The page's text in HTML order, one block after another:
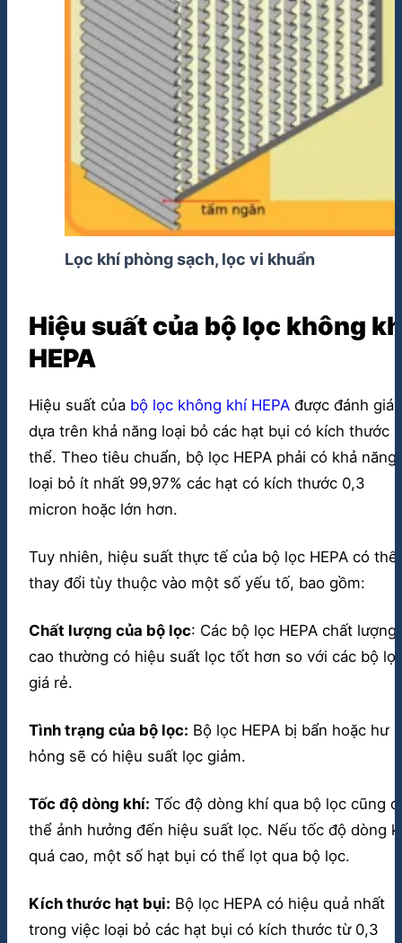
Lọc khí phòng sạch, lọc vi khuẩn
Hiệu suất của bộ lọc không
HEPA
Hiệu suất của bộ lọc không khí HEPA được đánh giá
dựa trên khả năng loại bỏ các hạt bụi có kích thước
thể. Theo tiêu chuẩn, bộ lọc HEPA phải có khả năng
loại bỏ ít nhất 99,97% các hạt có kích thước 0,3
micron hoặc lớn hơn.
Tuy nhiên, hiệu suất thực tế của bộ lọc HEPA có thể
thay đổi tùy thuộc vào một số yếu tố, bao gồm:
Chất lượng của bộ lọc: Các bộ lọc HEPA chất lượng
cao thường có hiệu suất lọc tốt hơn so với các bộ
giá rẻ.
Tình trạng của bộ lọc: Bộ lọc HEPA bị bẩn hoặc hư
hỏng sẽ có hiệu suất lọc giảm.
Tốc độ dòng khí: Tốc độ dòng khí qua bộ lọc cũng
thể ảnh hưởng đến hiệu suất lọc. Nếu tốc độ dòng
quá cao, một số hạt bụi có thể lọt qua bộ lọc.
Kích thước hạt bụi: Bộ lọc HEPA có hiệu quả nhất
trong việc loại bỏ các hạt bụi có kích thước từ 0,3